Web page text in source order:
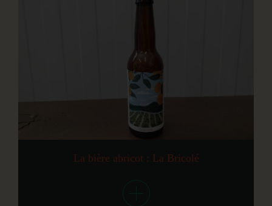
La bière abricot : La Bricolé